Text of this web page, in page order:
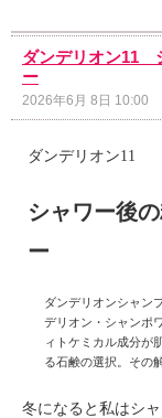
ダンデリオン11
ー
2026年6月 8日 10:00
ダンデリオン11
シャワー後
ー
ダンデリオンシャン
デリオン・シャンポ
ィトケミカル成分が
る石鹸の選択。その
冬になると私はシ